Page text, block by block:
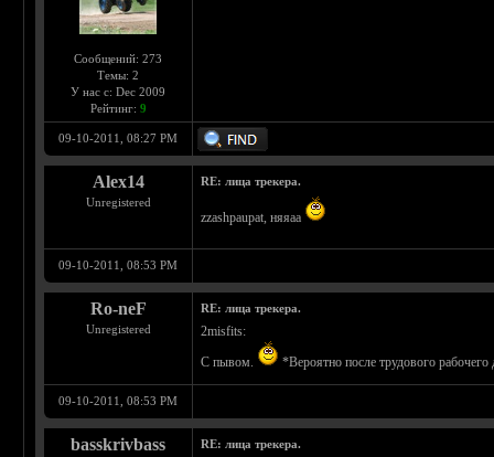
Сообщений: 273
Темы: 2
У нас с: Dec 2009
Рейтинг: 9
09-10-2011, 08:27 PM
Alex14
Unregistered
RE: лица трекера.
zzashpaupat, няяаа
09-10-2011, 08:53 PM
Ro-neF
Unregistered
RE: лица трекера.
2misfits:
С пывом.
*Вероятно после трудового
09-10-2011, 08:53 PM
basskrivbass RE: лица трекера.